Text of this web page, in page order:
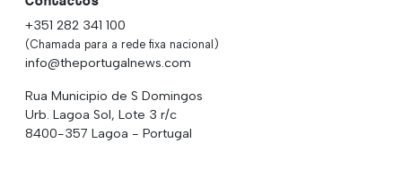
+351 282 341 100
(Chamada para a rede fixa nacional)
info@theportugalnews.com
Rua Municipio de S Domingos
Urb. Lagoa Sol, Lote 3 r/c
8400-357 Lagoa - Portugal